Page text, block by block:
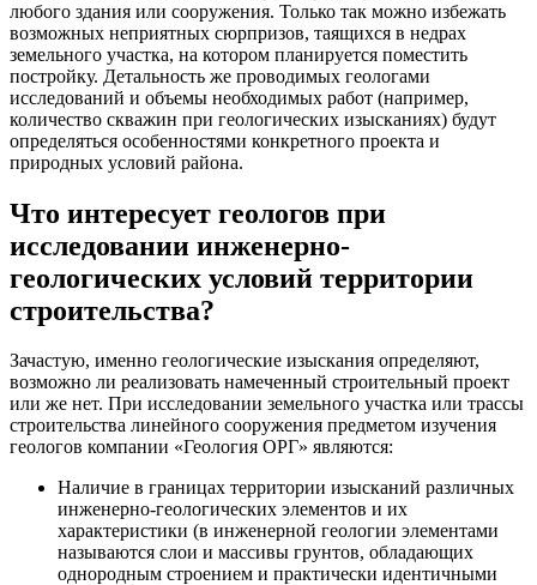
любого здания или сооружения. Только так можно избежать
возможных неприятных сюрпризов, таящихся в недрах
земельного участка, на котором планируется поместить
постройку. Детальность же проводимых геологами
исследований и объемы необходимых работ (например,
количество скважин при геологических изысканиях) будут
определяться особенностями конкретного проекта и
природных условий района.
Что интересует геологов при
исследовании инженерно-
геологических условий территории
строительства?
Зачастую, именно геологические изыскания определяют,
возможно ли реализовать намеченный строительный проект
или же нет. При исследовании земельного участка или трассы
строительства линейного сооружения предметом изучения
геологов компании «Геология ОРГ» являются:
Наличие в границах территории изысканий различных
инженерно-геологических элементов и их
характеристики (в инженерной геологии элементами
называются слои и массивы грунтов, обладающих
однородным строением и практически идентичными